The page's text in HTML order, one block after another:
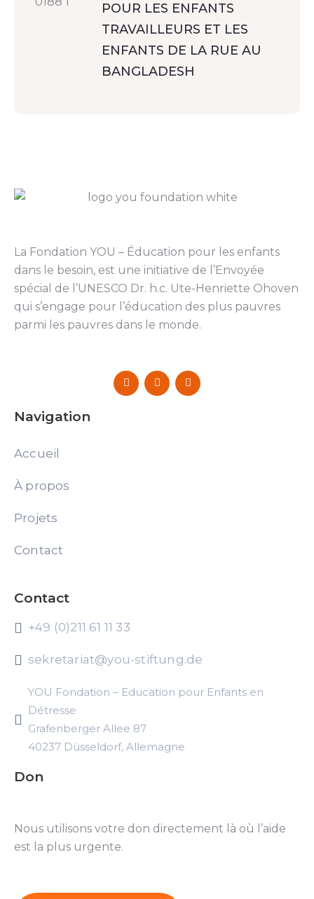
POUR LES ENFANTS
TRAVAILLEURS ET LES
ENFANTS DE LA RUE AU
BANGLADESH
La Fondation YOU – Éducation pour les enfants
dans le besoin, est une initiative de l’Envoyée
spécial de l’UNESCO Dr. h.c. Ute-Henriette Ohoven
qui s’engage pour l’éducation des plus pauvres
parmi les pauvres dans le monde.
Navigation
Accueil
À propos
Projets
Contact
Contact
+49 (0)211 61 11 33
sekretariat@you-stiftung.de
YOU Fondation – Education pour Enfants en
Détresse
Grafenberger Allee 87
40237 Düsseldorf, Allemagne
Don
Nous utilisons votre don directement là où l’aide
est la plus urgente.